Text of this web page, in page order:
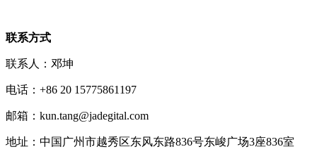
联系方式
联系人：邓坤
电话： +86 20 15775861197
邮箱： kun.tang@jadegital.com
地址： 中国广州市越秀区东风东路836号东峻广场3座836室